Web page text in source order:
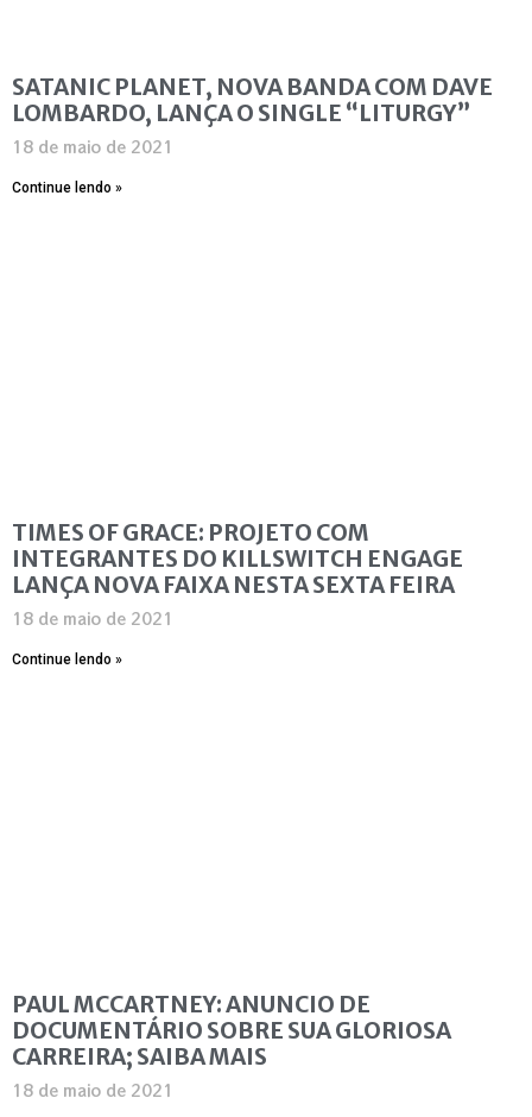
SATANIC PLANET, NOVA BANDA COM DAVE
LOMBARDO, LANÇA O SINGLE “LITURGY”
18 de maio de 2021
Continue lendo »
TIMES OF GRACE: PROJETO COM
INTEGRANTES DO KILLSWITCH ENGAGE
LANÇA NOVA FAIXA NESTA SEXTA FEIRA
18 de maio de 2021
Continue lendo »
PAUL MCCARTNEY: ANUNCIO DE
DOCUMENTÁRIO SOBRE SUA GLORIOSA
CARREIRA; SAIBA MAIS
18 de maio de 2021